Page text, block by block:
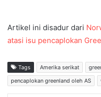
Artikel ini disadur dari
atasi isu pencaplokan
Tags Amerika serikat
pencaplokan greenland oleh AS